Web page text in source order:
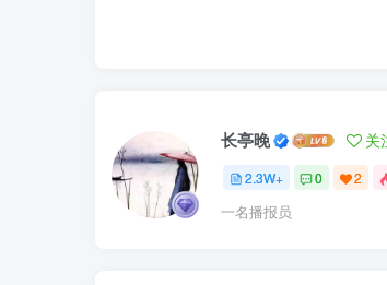
长亭晚 关
2.3W+ 0 2
一名播报员